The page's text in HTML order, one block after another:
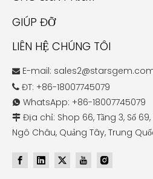
GIÚP ĐỠ
LIÊN HỆ CHÚNG TÔI
 E-mail:
 ĐT: +86-18007745079
 WhatsApp: +86-18007745079
 Địa chỉ: Shop 66, Tầng 3, Số
Ngô Châu, Quảng Tây, Trung